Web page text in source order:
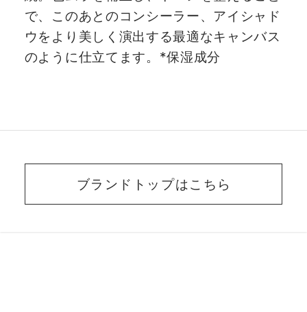
で、このあとのコンシーラー、アイシャド
ウをより美しく演出する最適なキャンバス
のように仕立てます。*保湿成分
ブランドトップはこちら